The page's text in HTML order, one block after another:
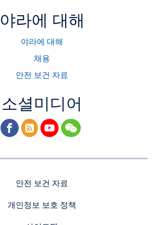
야라에 대해
야라에 대해
채용
안전 보건 자료
소셜미디어
facebook
rss youtubewechat
안전 보건 자료
개인정보 보호 정책